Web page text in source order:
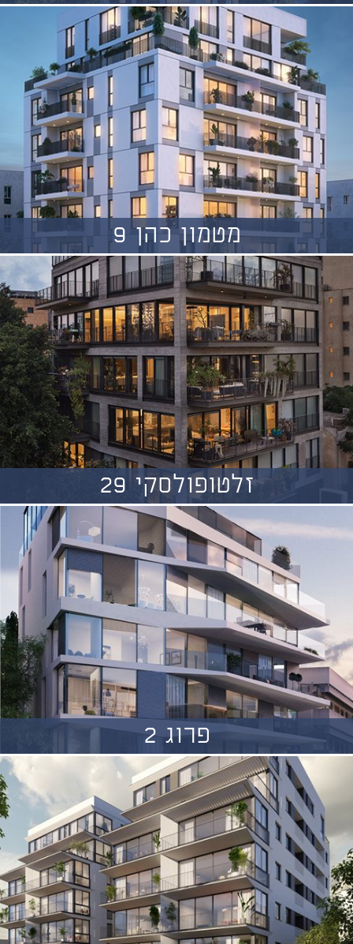
מטמון כהן 9
זלטופולסקי 29
פרוג 2